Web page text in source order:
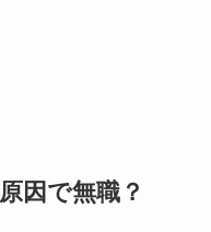
因で無職？